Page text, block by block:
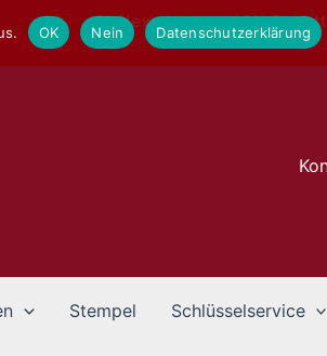
Newsletter - 10%
Stempel Schlüsselservice
OK Nein Datenschutzerklärung